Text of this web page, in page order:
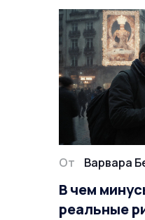
От Варвара
В чем
реальные